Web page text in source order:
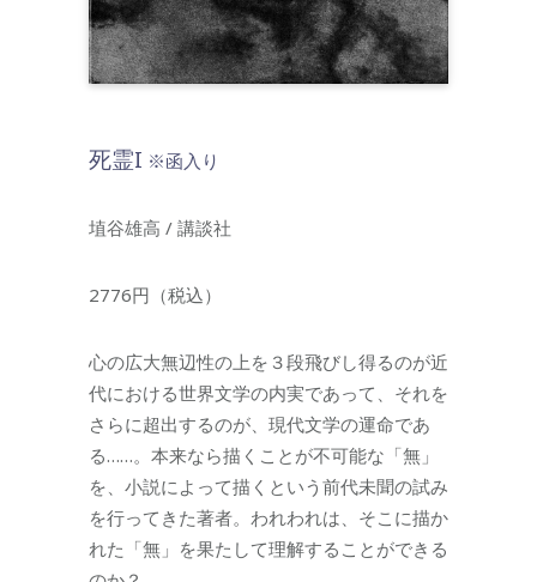
死霊I ※函入り
埴谷雄高 / 講談社
2776円（税込）
心の広大無辺性の上を３段飛びし得るのが近
代における世界文学の内実であって、それを
さらに超出するのが、現代文学の運命であ
る……。本来なら描くことが不可能な「無」
を、小説によって描くという前代未聞の試み
を行ってきた著者。われわれは、そこに描か
れた「無」を果たして理解することができる